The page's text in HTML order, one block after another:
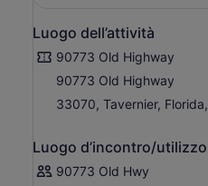
Luogo dell’attività
90773 Old Highway
90773 Old Highway
33070, Tavernier,
Luogo d’incontro/utilizzo
90773 Old Hwy